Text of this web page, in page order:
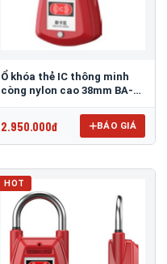
Ổ khóa thẻ IC thông minh
còng nylon cao 38mm BA-
2.950.000đ BÁO GIÁ
HOT